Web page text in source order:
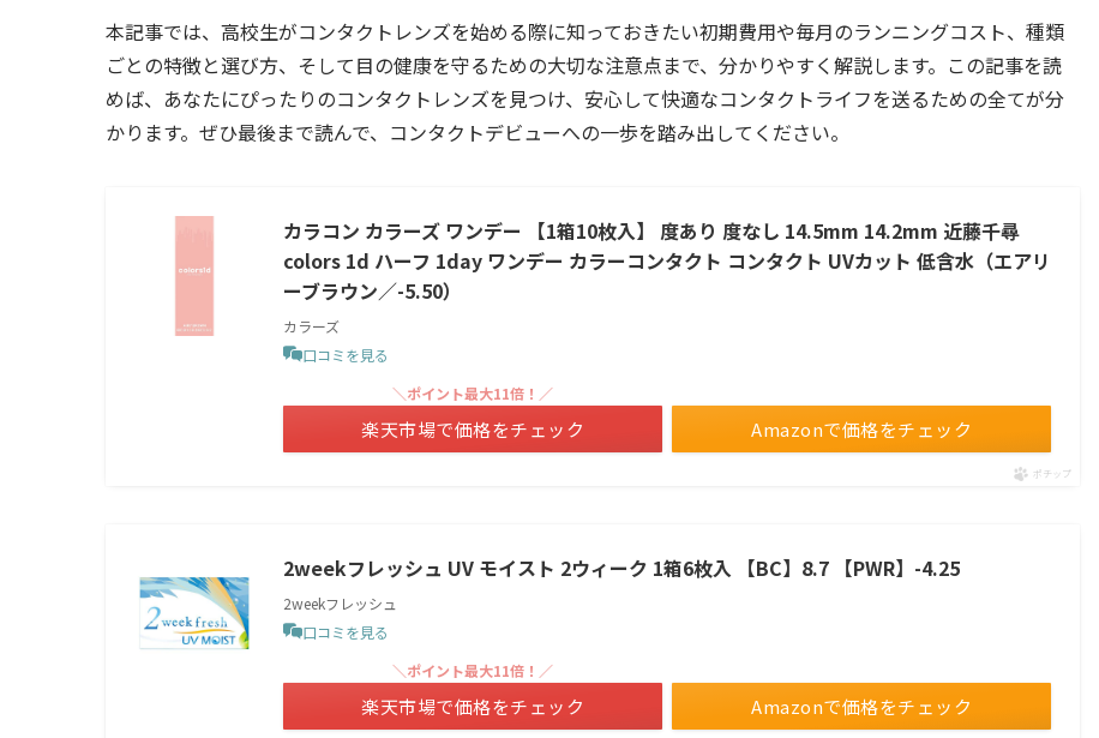
本記事では、高校生がコンタクトレンズを始める際に知っておきたい初期費用や毎月のランニングコスト、種類
ごとの特徴と選び方、そして目の健康を守るための大切な注意点まで、分かりやすく解説します。この記事を読
めば、あなたにぴったりのコンタクトレンズを見つけ、安心して快適なコンタクトライフを送るための全てが分
かります。ぜひ最後まで読んで、コンタクトデビューへの一歩を踏み出してください。
カラコン カラーズ ワンデー 【1箱10枚入】 度あり 度なし 14.5mm 14.2mm 近藤千尋
colors 1d ハーフ 1day ワンデー カラーコンタクト コンタクト UVカット 低含水（エアリ
ーブラウン／-5.50）
カラーズ
口コミを見る
Amazonで価格をチェック
＼ポイント最大11倍！／
楽天市場で価格をチェック
ポチップ
2weekフレッシュ UV モイスト 2ウィーク 1箱6枚入 【BC】8.7 【PWR】-4.25
2weekフレッシュ
口コミを見る
Amazonで価格をチェック
＼ポイント最大11倍！／
楽天市場で価格をチェック